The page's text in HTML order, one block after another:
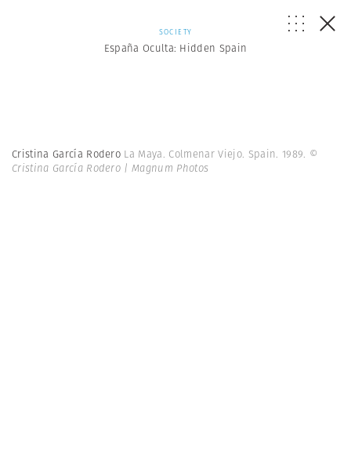
SOCIETY
España Oculta: Hidden Spain
Cristina García Rodero La Maya. Colmenar Viejo. Spain. 1989. ©
Cristina García Rodero | Magnum Photos